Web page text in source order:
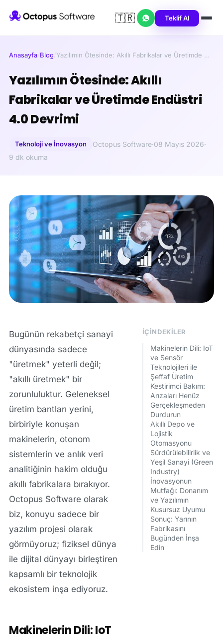
🇹🇷 Teklif Al
Anasayfa/Blog/Yazılımın Ötesinde: Akıllı Fabrikalar ve Üretimde …
Yazılımın Ötesinde: Akıllı
Fabrikalar ve Üretimde Endüstri
4.0 Devrimi
Teknoloji ve İnovasyon Octopus Software·08 Mayıs 2026·
9 dk okuma
İÇINDEKILER
Makinelerin Dili: IoT
ve Sensör
Teknolojileri ile
Şeffaf Üretim
Kestirimci Bakım:
Arızaları Henüz
Gerçekleşmeden
Durdurun
Akıllı Depo ve
Lojistik
Otomasyonu
Sürdürülebilirlik ve
Yeşil Sanayi (Green
Industry)
İnovasyonun
Mutfağı: Donanım
ve Yazılımın
Kusursuz Uyumu
Sonuç: Yarının
Fabrikasını
Bugünden İnşa
Edin
Bugünün rekabetçi sanayi
dünyasında sadece
"üretmek" yeterli değil;
"akıllı üretmek" bir
zorunluluktur. Geleneksel
üretim bantları yerini,
birbiriyle konuşan
makinelerin, otonom
sistemlerin ve anlık veri
analitiğinin hakim olduğu
akıllı fabrikalara bırakıyor.
Octopus Software olarak
biz, konuyu sadece bir
yazılım projesi olarak
görmüyoruz; fiziksel dünya
ile dijital dünyayı birleştiren
kapsamlı bir teknolojik
ekosistem inşa ediyoruz.
Makinelerin Dili: IoT